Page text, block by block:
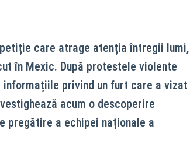
care atrage atenția întregii lumi,
în Mexic. După protestele violente
privind un furt care a vizat
acum o descoperire
pregătire a echipei naționale a